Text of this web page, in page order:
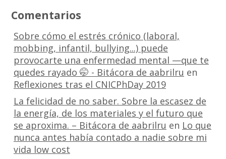
Comentarios
Sobre cómo el estrés crónico (laboral,
mobbing, infantil, bullying...) puede
provocarte una enfermedad mental —que te
quedes rayado 🤭 - Bitácora de aabrilru en
Reflexiones tras el CNICPhDay 2019
La felicidad de no saber. Sobre la escasez de
la energía, de los materiales y el futuro que
se aproxima. – Bitácora de aabrilru en Lo que
nunca antes había contado a nadie sobre mi
vida low cost